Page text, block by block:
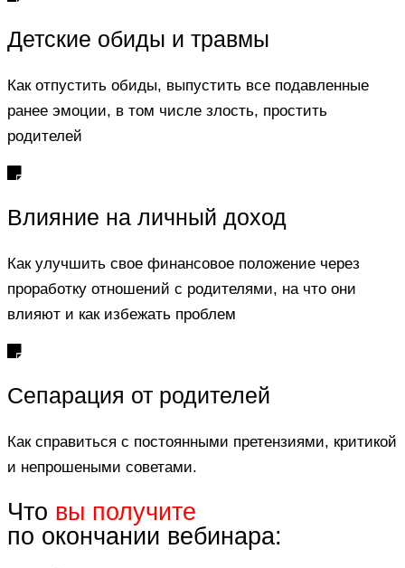
Детские обиды и травмы
Как отпустить обиды, выпустить все подавленные
ранее эмоции, в том числе злость, простить
родителей​
Влияние на личный доход
Как улучшить свое финансовое положение через
проработку отношений с родителями, на что они
влияют и как избежать проблем
Сепарация от родителей
Как справиться с постоянными претензиями, критикой
и непрошеными советами.
Что вы получите
по окончании вебинара: